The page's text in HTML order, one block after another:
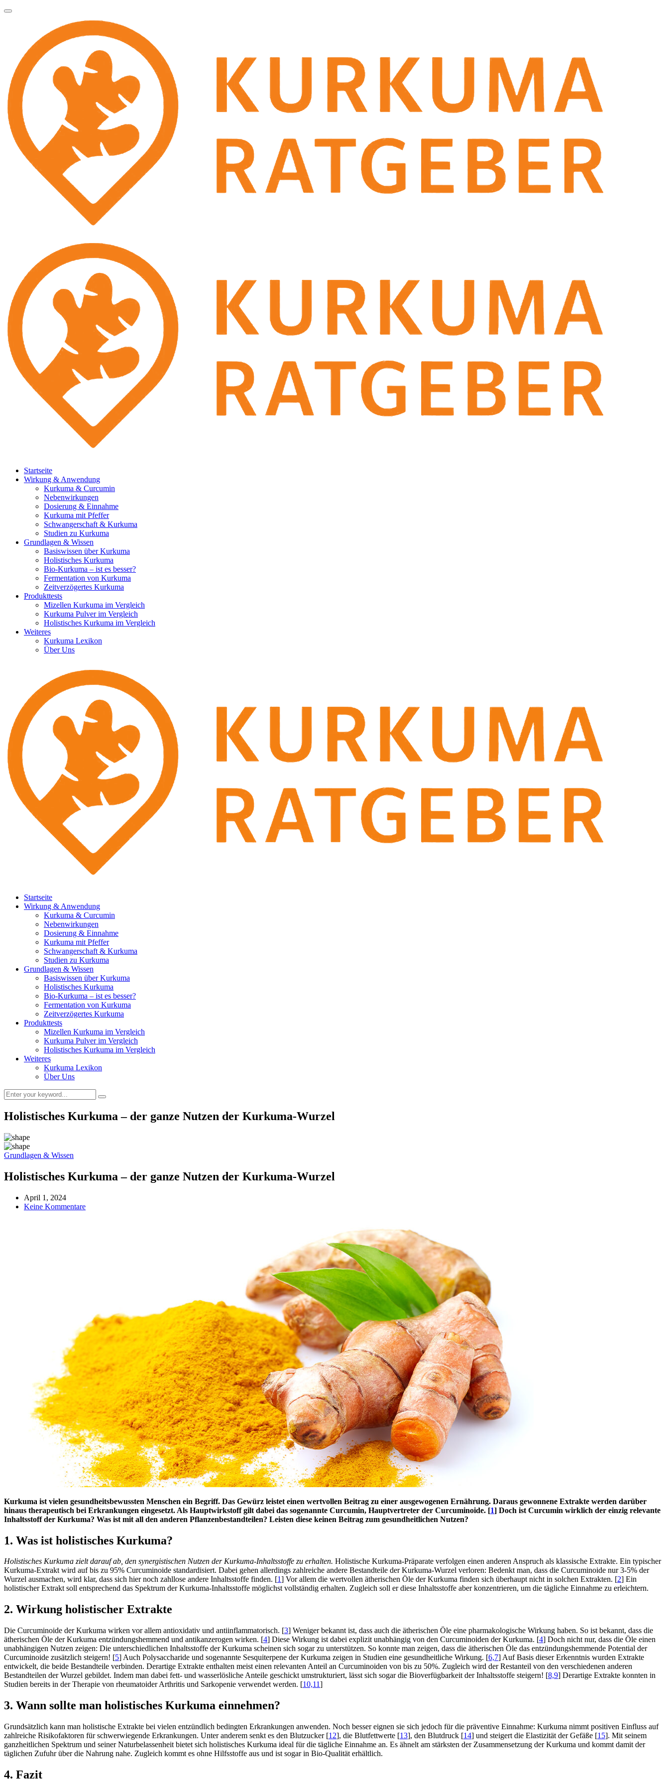
Startseite
Wirkung & Anwendung
Kurkuma & Curcumin
Nebenwirkungen
Dosierung & Einnahme
Kurkuma mit Pfeffer
Schwangerschaft & Kurkuma
Studien zu Kurkuma
Grundlagen & Wissen
Basiswissen über Kurkuma
Holistisches Kurkuma
Bio-Kurkuma – ist es besser?
Fermentation von Kurkuma
Zeitverzögertes Kurkuma
Produkttests
Mizellen Kurkuma im Vergleich
Kurkuma Pulver im Vergleich
Holistisches Kurkuma im Vergleich
Weiteres
Kurkuma Lexikon
Über Uns
Startseite
Wirkung & Anwendung
Kurkuma & Curcumin
Nebenwirkungen
Dosierung & Einnahme
Kurkuma mit Pfeffer
Schwangerschaft & Kurkuma
Studien zu Kurkuma
Grundlagen & Wissen
Basiswissen über Kurkuma
Holistisches Kurkuma
Bio-Kurkuma – ist es besser?
Fermentation von Kurkuma
Zeitverzögertes Kurkuma
Produkttests
Mizellen Kurkuma im Vergleich
Kurkuma Pulver im Vergleich
Holistisches Kurkuma im Vergleich
Weiteres
Kurkuma Lexikon
Über Uns
Holistisches Kurkuma – der ganze Nutzen der Kurkuma-Wurzel
Grundlagen & Wissen
Holistisches Kurkuma – der ganze Nutzen der Kurkuma-Wurzel
April 1, 2024
Keine Kommentare
Kurkuma ist vielen gesundheitsbewussten Menschen ein Begriff. Das Gewürz leistet einen wertvollen Beitrag zu einer ausgewogenen Ernährung. Daraus gewonnene Extrakte werden darüber
hinaus therapeutisch bei Erkrankungen eingesetzt. Als Hauptwirkstoff gilt dabei das sogenannte Curcumin, Hauptvertreter der Curcuminoide. [1] Doch ist Curcumin wirklich der einzig relevante
Inhaltsstoff der Kurkuma? Was ist mit all den anderen Pflanzenbestandteilen? Leisten diese keinen Beitrag zum gesundheitlichen Nutzen?
1. Was ist holistisches Kurkuma?
Holistisches Kurkuma zielt darauf ab, den synergistischen Nutzen der Kurkuma-Inhaltsstoffe zu erhalten. Holistische Kurkuma-Präparate verfolgen einen anderen Anspruch als klassische Extrakte. Ein typischer
Kurkuma-Extrakt wird auf bis zu 95% Curcuminoide standardisiert. Dabei gehen allerdings zahlreiche andere Bestandteile der Kurkuma-Wurzel verloren: Bedenkt man, dass die Curcuminoide nur 3-5% der
Wurzel ausmachen, wird klar, dass sich hier noch zahllose andere Inhaltsstoffe finden. [1] Vor allem die wertvollen ätherischen Öle der Kurkuma finden sich überhaupt nicht in solchen Extrakten. [2] Ein
holistischer Extrakt soll entsprechend das Spektrum der Kurkuma-Inhaltsstoffe möglichst vollständig erhalten. Zugleich soll er diese Inhaltsstoffe aber konzentrieren, um die tägliche Einnahme zu erleichtern.
2. Wirkung holistischer Extrakte
Die Curcuminoide der Kurkuma wirken vor allem antioxidativ und antiinflammatorisch. [3] Weniger bekannt ist, dass auch die ätherischen Öle eine pharmakologische Wirkung haben. So ist bekannt, dass die
ätherischen Öle der Kurkuma entzündungshemmend und antikanzerogen wirken. [4] Diese Wirkung ist dabei explizit unabhängig von den Curcuminoiden der Kurkuma. [4] Doch nicht nur, dass die Öle einen
unabhängigen Nutzen zeigen: Die unterschiedlichen Inhaltsstoffe der Kurkuma scheinen sich sogar zu unterstützen. So konnte man zeigen, dass die ätherischen Öle das entzündungshemmende Potential der
Curcuminoide zusätzlich steigern! [5] Auch Polysaccharide und sogenannte Sesquiterpene der Kurkuma zeigen in Studien eine gesundheitliche Wirkung. [6,7] Auf Basis dieser Erkenntnis wurden Extrakte
entwickelt, die beide Bestandteile verbinden. Derartige Extrakte enthalten meist einen relevanten Anteil an Curcuminoiden von bis zu 50%. Zugleich wird der Restanteil von den verschiedenen anderen
Bestandteilen der Wurzel gebildet. Indem man dabei fett- und wasserlösliche Anteile geschickt umstrukturiert, lässt sich sogar die Bioverfügbarkeit der Inhaltsstoffe steigern! [8,9] Derartige Extrakte konnten in
Studien bereits in der Therapie von rheumatoider Arthritis und Sarkopenie verwendet werden. [10,11]
3. Wann sollte man holistisches Kurkuma einnehmen?
Grundsätzlich kann man holistische Extrakte bei vielen entzündlich bedingten Erkrankungen anwenden. Noch besser eignen sie sich jedoch für die präventive Einnahme: Kurkuma nimmt positiven Einfluss auf
zahlreiche Risikofaktoren für schwerwiegende Erkrankungen. Unter anderem senkt es den Blutzucker [12], die Blutfettwerte [13], den Blutdruck [14] und steigert die Elastizität der Gefäße [15]. Mit seinem
ganzheitlichen Spektrum und seiner Naturbelassenheit bietet sich holistisches Kurkuma ideal für die tägliche Einnahme an. Es ähnelt am stärksten der Zusammensetzung der Kurkuma und kommt damit der
täglichen Zufuhr über die Nahrung nahe. Zugleich kommt es ohne Hilfsstoffe aus und ist sogar in Bio-Qualität erhältlich.
4. Fazit